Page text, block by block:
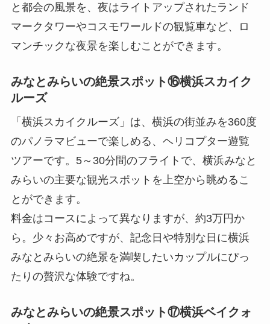
と都会の風景を、夜はライトアップされたランド
マークタワーやコスモワールドの観覧車など、ロ
マンチックな夜景を楽しむことができます。
みなとみらいの絶景スポット⑯横浜スカイク
ルーズ
「横浜スカイクルーズ」は、横浜の街並みを360度
のパノラマビューで楽しめる、ヘリコプター遊覧
ツアーです。5～30分間のフライトで、横浜みなと
みらいの主要な観光スポットを上空から眺めるこ
とができます。
料金はコースによって異なりますが、約3万円か
ら。少々お高めですが、記念日や特別な日に横浜
みなとみらいの絶景を満喫したいカップルにぴっ
たりの贅沢な体験ですね。
みなとみらいの絶景スポット⑰横浜ベイクォ